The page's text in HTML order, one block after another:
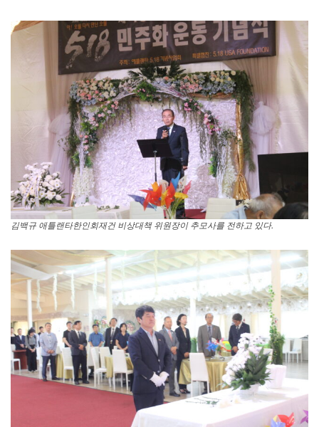
김백규 애틀랜타한인회재건 비상대책 위원장이 추모사를 전하고 있다.